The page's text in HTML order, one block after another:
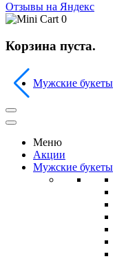
Отзывы на Яндекс
0
Корзина пуста.
Мужские букеты
Меню
Акции
Мужские букеты